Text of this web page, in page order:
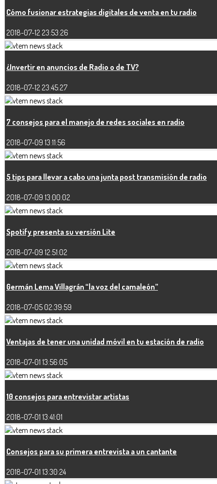
Cómo fusionar estrategias digitales de venta en tu radio
2018-07-12 23:53:26
¿Invertir en anuncios de Radio o de TV?
2018-07-12 23:45:27
7 consejos para el manejo de redes sociales en radio
2018-07-09 13:11:56
5 tips para llevar a cabo una junta post transmisión de radio
2018-07-09 13:00:02
Spotify presenta su versión Lite
2018-07-09 12:51:02
Germán Lema Villagrán “la voz del camaleón”
2018-07-05 02:39:59
Ventajas de tener una unidad móvil en tu estación de radio
2018-07-01 13:56:05
10 consejos para entrevistar artistas
2018-07-01 13:41:01
Consejos para su primera entrevista a un cantante
2018-07-01 13:30:24